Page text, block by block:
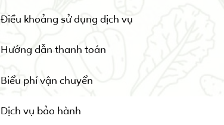
Điều khoảng sử dụng dịch vụ
Hướng dẫn thanh toán
Biểu phí vận chuyển
Dịch vụ bảo hành